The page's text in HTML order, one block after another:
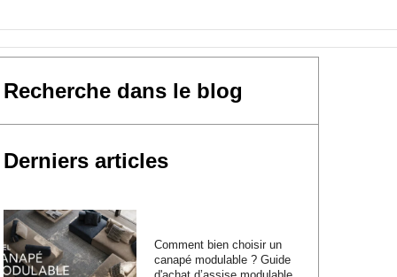
Derniers articles
Comment bien choisir un
canapé modulable ? Guide